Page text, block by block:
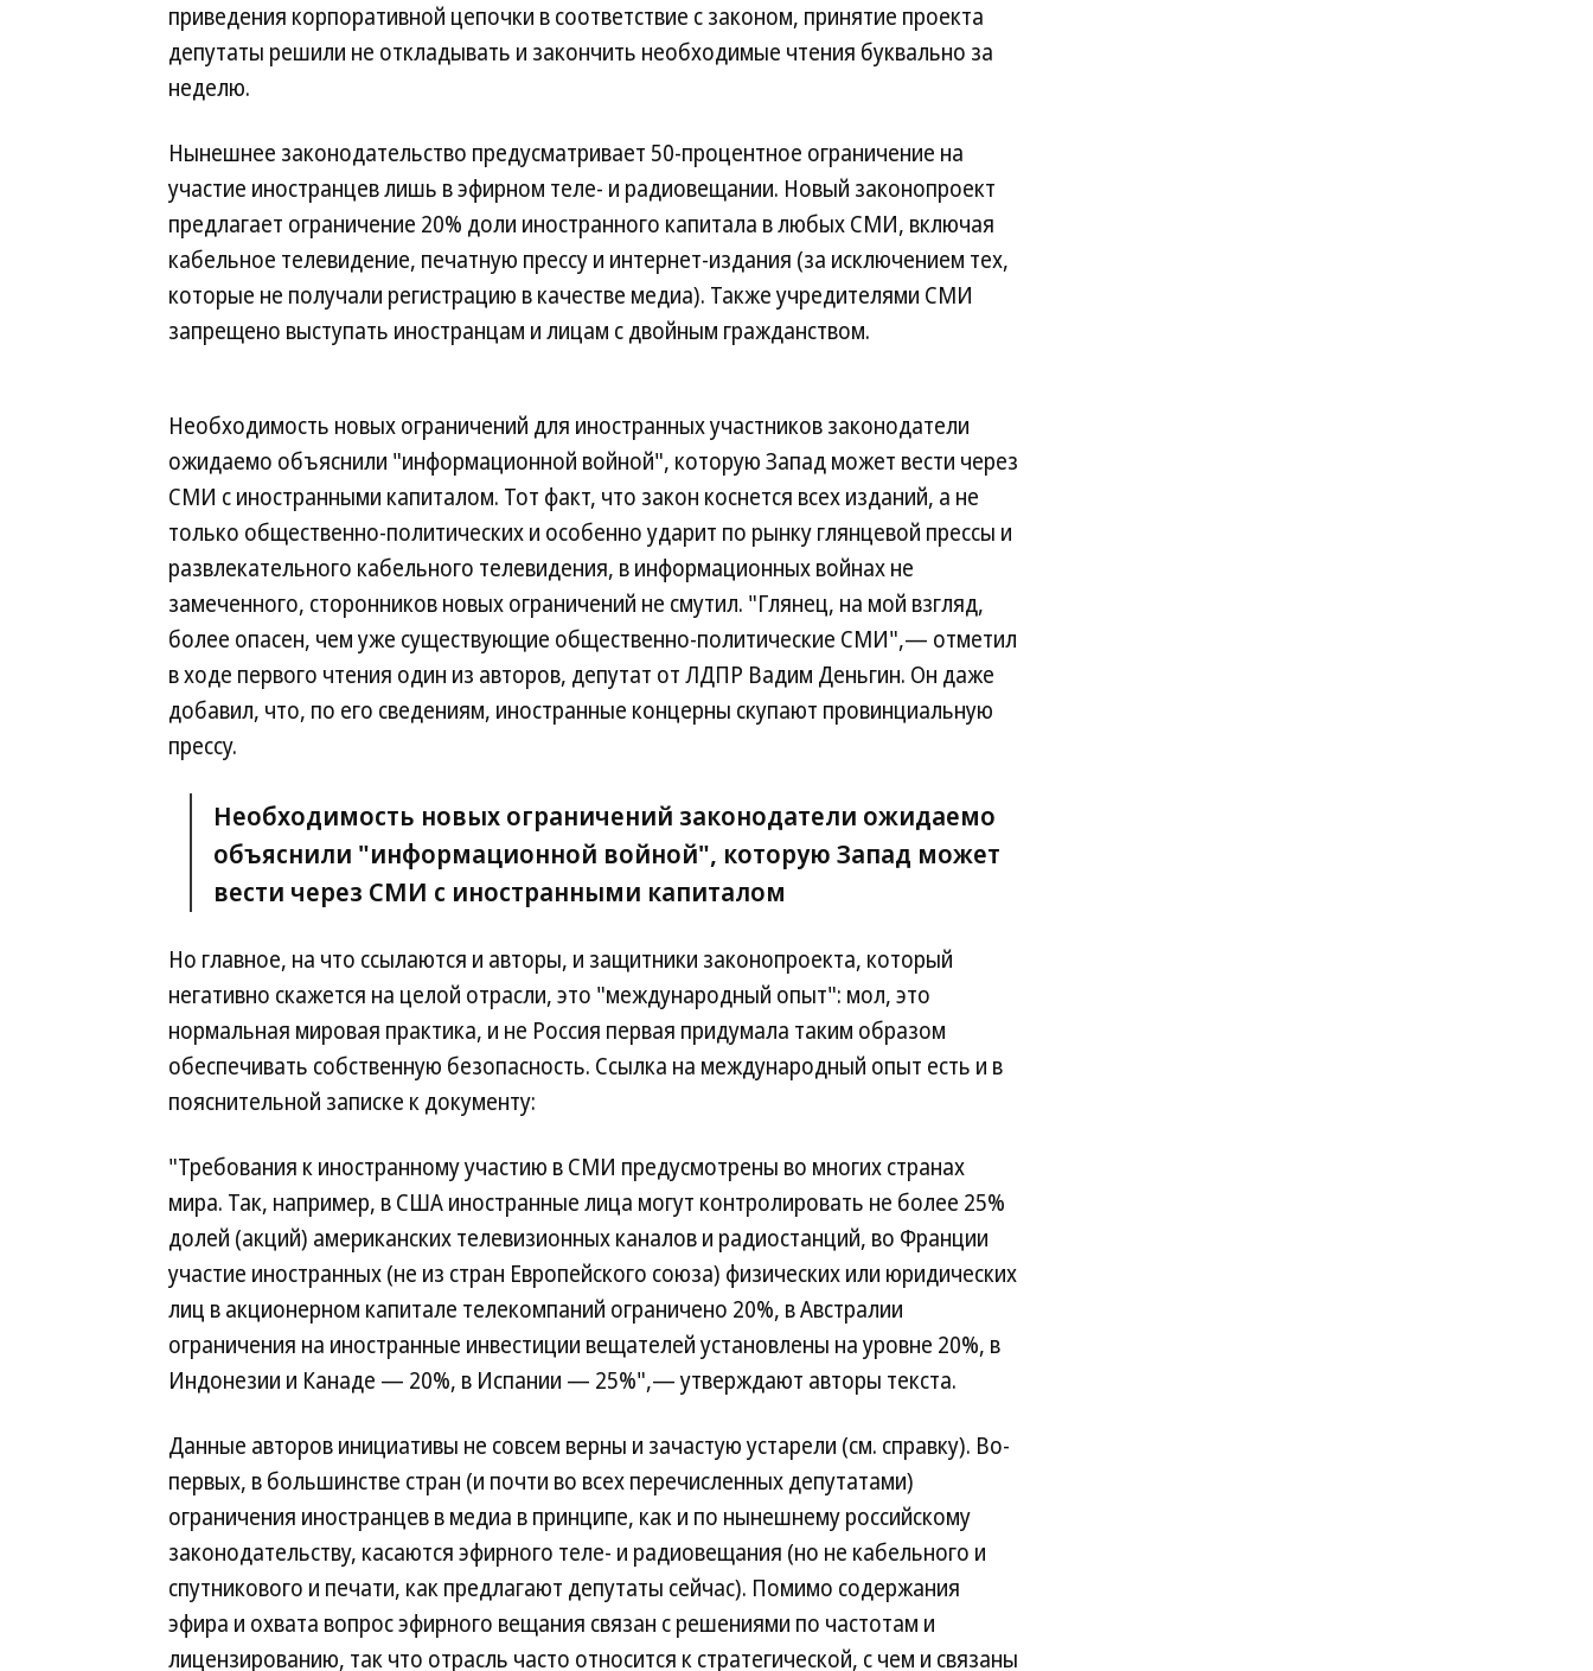
приведения корпоративной цепочки в соответствие с законом, принятие проекта
депутаты решили не откладывать и закончить необходимые чтения буквально за
неделю.
Нынешнее законодательство предусматривает 50-процентное ограничение на
участие иностранцев лишь в эфирном теле- и радиовещании. Новый законопроект
предлагает ограничение 20% доли иностранного капитала в любых СМИ, включая
кабельное телевидение, печатную прессу и интернет-издания (за исключением тех,
которые не получали регистрацию в качестве медиа). Также учредителями СМИ
запрещено выступать иностранцам и лицам с двойным гражданством.
Необходимость новых ограничений для иностранных участников законодатели
ожидаемо объяснили "информационной войной", которую Запад может вести через
СМИ с иностранными капиталом. Тот факт, что закон коснется всех изданий, а не
только общественно-политических и особенно ударит по рынку глянцевой прессы и
развлекательного кабельного телевидения, в информационных войнах не
замеченного, сторонников новых ограничений не смутил. "Глянец, на мой взгляд,
более опасен, чем уже существующие общественно-политические СМИ",— отметил
в ходе первого чтения один из авторов, депутат от ЛДПР Вадим Деньгин. Он даже
добавил, что, по его сведениям, иностранные концерны скупают провинциальную
прессу.
Необходимость новых ограничений законодатели ожидаемо
объяснили "информационной войной", которую Запад может
вести через СМИ с иностранными капиталом
Но главное, на что ссылаются и авторы, и защитники законопроекта, который
негативно скажется на целой отрасли, это "международный опыт": мол, это
нормальная мировая практика, и не Россия первая придумала таким образом
обеспечивать собственную безопасность. Ссылка на международный опыт есть и в
пояснительной записке к документу:
"Требования к иностранному участию в СМИ предусмотрены во многих странах
мира. Так, например, в США иностранные лица могут контролировать не более 25%
долей (акций) американских телевизионных каналов и радиостанций, во Франции
участие иностранных (не из стран Европейского союза) физических или юридических
лиц в акционерном капитале телекомпаний ограничено 20%, в Австралии
ограничения на иностранные инвестиции вещателей установлены на уровне 20%, в
Индонезии и Канаде — 20%, в Испании — 25%",— утверждают авторы текста.
Данные авторов инициативы не совсем верны и зачастую устарели (см. справку). Во-
первых, в большинстве стран (и почти во всех перечисленных депутатами)
ограничения иностранцев в медиа в принципе, как и по нынешнему российскому
законодательству, касаются эфирного теле- и радиовещания (но не кабельного и
спутникового и печати, как предлагают депутаты сейчас). Помимо содержания
эфира и охвата вопрос эфирного вещания связан с решениями по частотам и
лицензированию, так что отрасль часто относится к стратегической, с чем и связаны